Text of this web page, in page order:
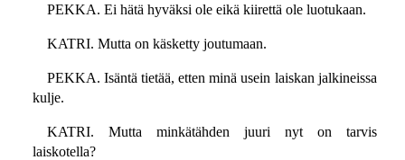
PEKKA. Ei hätä hyväksi ole eikä kiirettä ole luotukaan.
KATRI. Mutta on käsketty joutumaan.
PEKKA. Isäntä tietää, etten minä usein laiskan jalkineissa
kulje.
KATRI. Mutta minkätähden juuri nyt on tarvis
laiskotella?